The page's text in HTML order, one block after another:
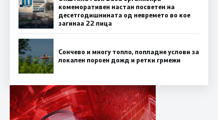
комеморативен настан посветен на
десетгодишнината од невремето во кое
загинаа 22 лица
Сончево и многу топло, попладне услови за
локален пороен дожд и ретки грмежи